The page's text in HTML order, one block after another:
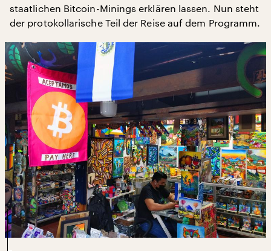
staatlichen Bitcoin-Minings erklären lassen. Nun steht
der protokollarische Teil der Reise auf dem Programm.